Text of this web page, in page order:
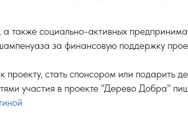
также социально-активных
за финансовую поддержку
стать спонсором или подарить
участия в проекте "Дерево Добра"